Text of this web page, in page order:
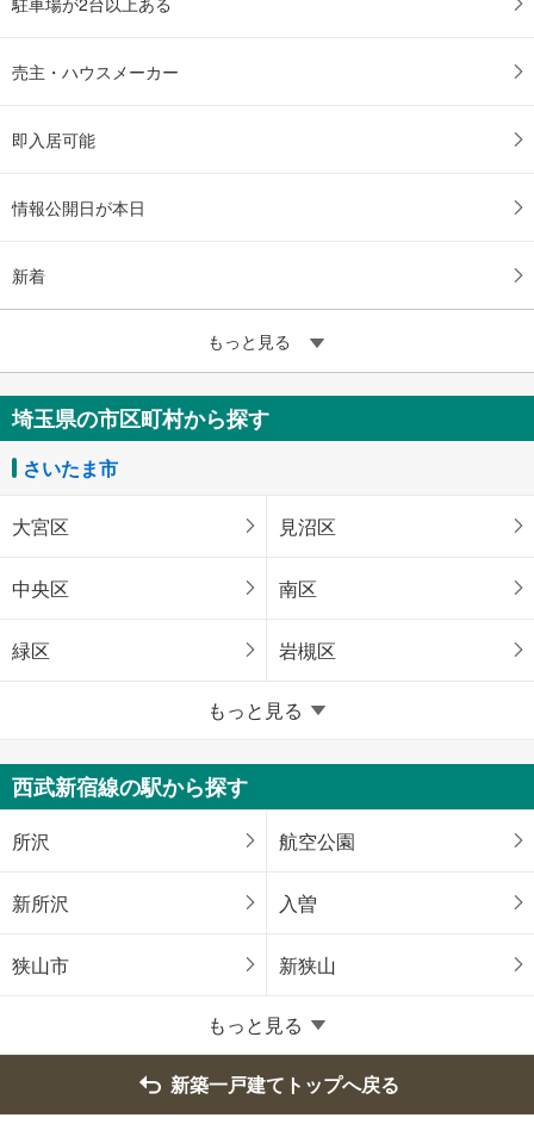
売主・ハウスメーカー
即入居可能
情報公開日が本日
新着
もっと見る
埼玉県の市区町村から探す
さいたま市
大宮区 見沼区
中央区 南区
緑区 岩槻区
埼玉県のそのほかの地域
川越市 川口市
行田市 所沢市
飯能市 春日部市
狭山市 鴻巣市
越谷市
朝霞市
もっと見る
西武新宿線の駅から探す
所沢 航空公園
新所沢 入曽
狭山市 新狭山
もっと見る
新築一戸建てトップへ戻る